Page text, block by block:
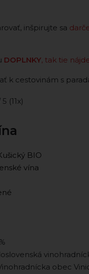
inšpirujte sa
DOPLNKY, tak tie
k cestovinám s
(11x)
BIO
vína
obec